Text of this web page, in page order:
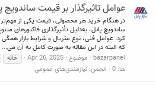
عوامل تاثیرگذار بر قیمت ساندویچ
در هنگام خرید هر محصولی، قیمت یکی از
ساندویچ پانل، به‌دلیل تأثیرگذاری فاکتورهای
کرد. عوامل فنی، نوع متریال و شرایط بازار همگی
که البته در این مقاله به صورت کامل به آن می...
bazarpanel موضوع Apr 26, 2025 خانه
ها: 0
انجمن: نیازمندی‌های عمومی